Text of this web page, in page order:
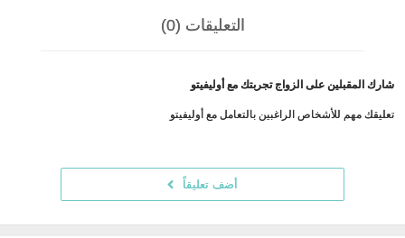
التعليقات (0)
شارك المقبلين على الزواج تجربتك مع أوليفيتو
تعليقك مهم للأشخاص الراغبين بالتعامل مع أوليفيتو
أضف تعليقاً